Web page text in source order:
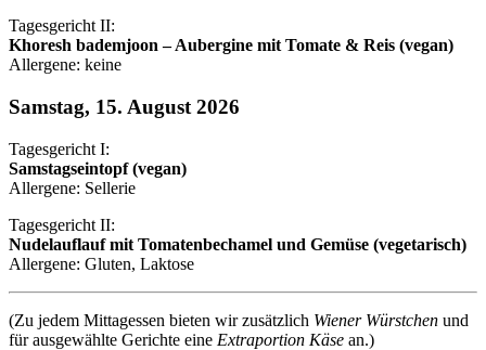
Tagesgericht II:
Khoresh bademjoon – Aubergine mit Tomate & Reis (vegan)
Allergene: keine
Samstag, 15. August 2026
Tagesgericht I:
Samstagseintopf (vegan)
Allergene: Sellerie
Tagesgericht II:
Nudelauflauf mit Tomatenbechamel und Gemüse (vegetarisch)
Allergene: Gluten, Laktose
(Zu jedem Mittagessen bieten wir zusätzlich Wiener Würstchen und
für ausgewählte Gerichte eine Extraportion Käse an.)